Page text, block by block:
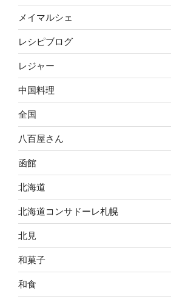
メイマルシェ
レシピブログ
レジャー
中国料理
全国
八百屋さん
函館
北海道
北海道コンサドーレ札幌
北見
和菓子
和食